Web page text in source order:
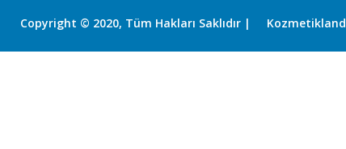
Copyright © 2020, Tüm Hakları Saklıdır | Kozmetikland